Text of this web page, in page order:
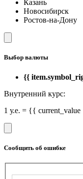
Казань
Новосибирск
Ростов-на-Дону
Выбор валюты
{{
Внутренний курс:
1 у.е. = {{
Сообщить об ошибке